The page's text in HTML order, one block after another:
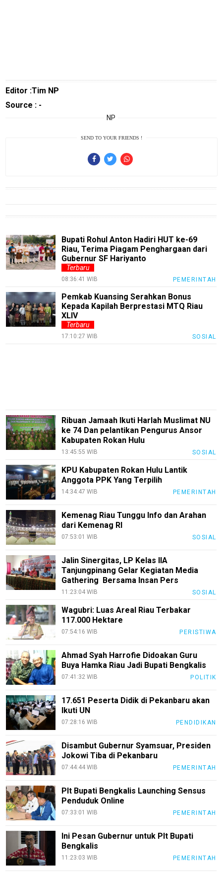
Editor :Tim NP
Source : -
NP
SEND TO YOUR FRIENDS !
Bupati Rohul Anton Hadiri HUT ke-69
Riau, Terima Piagam Penghargaan dari
Gubernur SF Hariyanto
Terbaru
08:36:41 WIB PEMERINTAH
Pemkab Kuansing Serahkan Bonus
Kepada Kapilah Berprestasi MTQ Riau
XLIV
Terbaru
17:10:27 WIB SOSIAL
Ribuan Jamaah Ikuti Harlah Muslimat NU
ke 74 Dan pelantikan Pengurus Ansor
Kabupaten Rokan Hulu
13:45:55 WIB SOSIAL
KPU Kabupaten Rokan Hulu Lantik
Anggota PPK Yang Terpilih
14:34:47 WIB PEMERINTAH
Kemenag Riau Tunggu Info dan Arahan
dari Kemenag RI
07:53:01 WIB SOSIAL
Jalin Sinergitas, LP Kelas IIA
Tanjungpinang Gelar Kegiatan Media
Gathering Bersama Insan Pers
11:23:04 WIB SOSIAL
Wagubri: Luas Areal Riau Terbakar
117.000 Hektare
07:54:16 WIB PERISTIWA
Ahmad Syah Harrofie Didoakan Guru
Buya Hamka Riau Jadi Bupati Bengkalis
07:41:32 WIB POLITIK
17.651 Peserta Didik di Pekanbaru akan
Ikuti UN
07:28:16 WIB PENDIDIKAN
Disambut Gubernur Syamsuar, Presiden
Jokowi Tiba di Pekanbaru
07:44:44 WIB PEMERINTAH
Plt Bupati Bengkalis Launching Sensus
Penduduk Online
07:33:01 WIB PEMERINTAH
Ini Pesan Gubernur untuk Plt Bupati
Bengkalis
11:23:03 WIB PEMERINTAH
Edukasi
InfoTerbaru
Sport
TeknoPedia
Smartphone
Guide
EduBudaya
EduStyle
TeknoGame
Tekno
Recipes
Loker
InfoKepri
Bisnis
Sehat
LabuhanBatu
Info
Rohul
Nusapos
Karir
pendidikan
Kode
Etik
Internal
KEJ
Disclaimer
Tentang
Kami